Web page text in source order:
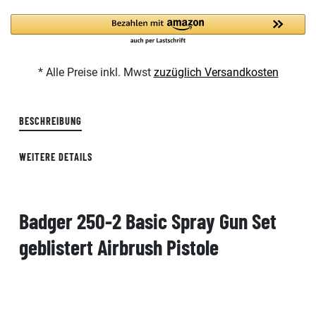
* Alle Preise inkl. Mwst zuzüglich Versandkosten
BESCHREIBUNG
WEITERE DETAILS
Badger 250-2 Basic Spray Gun Set
geblistert Airbrush Pistole